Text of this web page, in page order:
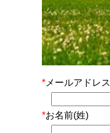
* メールアドレス
*お名前(姓)